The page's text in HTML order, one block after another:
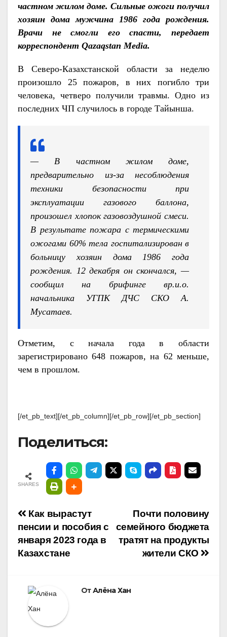
частном жилом доме. Сильные ожоги получил
хозяин дома мужчина 1986 года рождения.
Врачи не смогли его спасти, передает
корреспондент Qazaqstan Media.
В Северо-Казахстанской области за неделю
произошло 25 пожаров, в них погибло три
человека, четверо получили травмы. Одно из
последних ЧП случилось в городе Тайынша.
— В частном жилом доме,
предварительно из-за несоблюдения
техники безопасности при
эксплуатации газового баллона,
произошел хлопок газовоздушной смеси.
В результате пожара с термическими
ожогами 60% тела госпитализирован в
больницу хозяин дома 1986 года
рождения. 12 декабря он скончался, —
сообщил на брифинге вр.и.о.
начальника УГПК ДЧС СКО А.
Мусатаев.
Отметим, с начала года в области
зарегистрировано 648 пожаров, на 62 меньше,
чем в прошлом.
[/et_pb_text][/et_pb_column][/et_pb_row][/et_pb_section]
Поделиться:
SHARES
Навигация
по
записям
Почти половину
семейного бюджета
тратят на продукты
жители СКО
Как вырастут
пенсии и пособия с
января 2023 года в
Казахстане
ОтАлёна Хан